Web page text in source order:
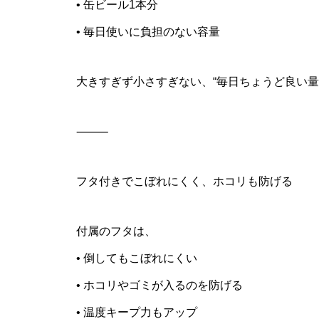
• 缶ビール1本分
• 毎日使いに負担のない容量
大きすぎず小さすぎない、“毎日ちょうど良い
⸻
フタ付きでこぼれにくく、ホコリも防げる
付属のフタは、
• 倒してもこぼれにくい
• ホコリやゴミが入るのを防げる
• 温度キープ力もアップ